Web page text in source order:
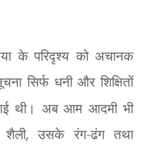
के परिदृश्य को अचानक
सिर्फ धनी और शिक्षितों
थी। अब आम आदमी भी
,उसके रंग-ढंग तथा